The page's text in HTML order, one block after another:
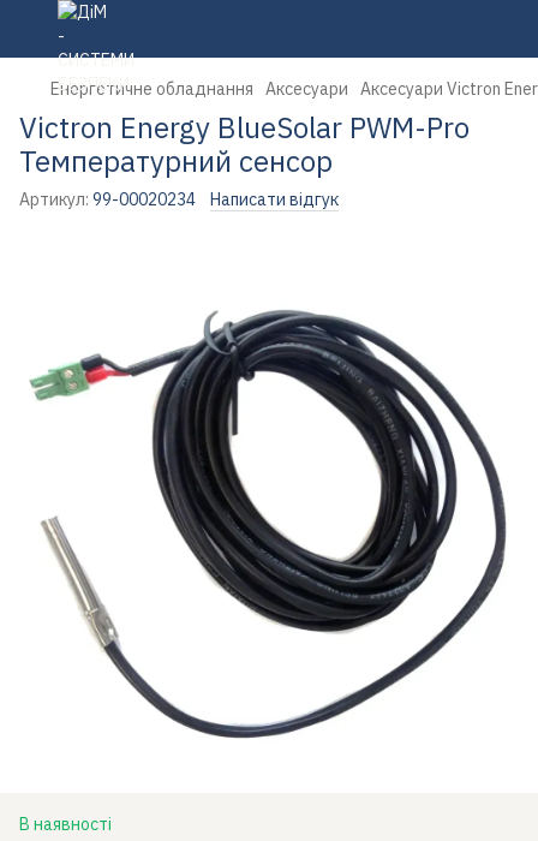
Енергетичне обладнання Аксесуари Аксесуари Victron
Victron Energy BlueSolar PWM-Pro
Температурний сенсор
Артикул: 99-00020234 Написати відгук
В наявності